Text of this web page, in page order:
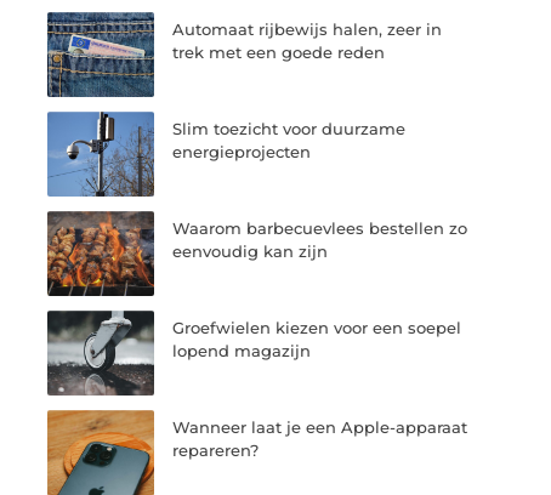
Automaat rijbewijs halen, zeer in
trek met een goede reden
Slim toezicht voor duurzame
energieprojecten
Waarom barbecuevlees bestellen zo
eenvoudig kan zijn
Groefwielen kiezen voor een soepel
lopend magazijn
Wanneer laat je een Apple-apparaat
repareren?